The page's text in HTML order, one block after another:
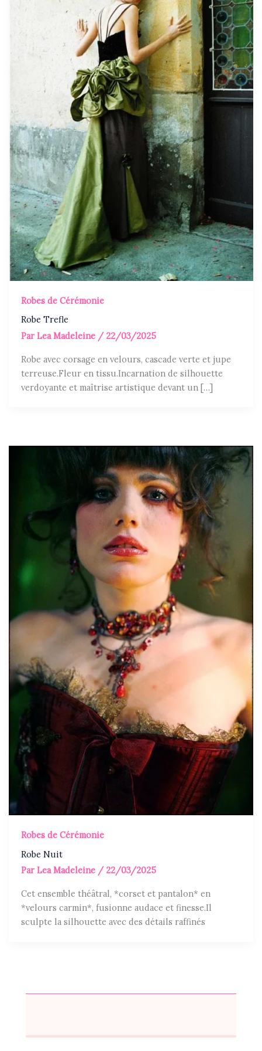
Robes de Cérémonie
Robe Trefle
ParLea Madeleine / 22/03/2025
Robe avec corsage en velours, cascade verte et jupe
terreuse.Fleur en tissu.Incarnation de silhouette
verdoyante et maîtrise artistique devant un […]
Robes de Cérémonie
Robe Nuit
ParLea Madeleine / 22/03/2025
Cet ensemble théâtral, *corset et pantalon* en
*velours carmin*, fusionne audace et finesse.Il
sculpte la silhouette avec des détails raffinés